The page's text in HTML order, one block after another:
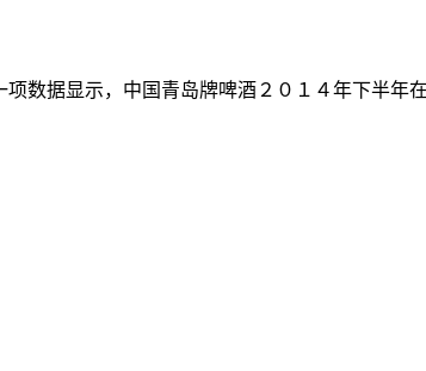
项数据显示，中国青岛牌啤酒２０１４年下半年